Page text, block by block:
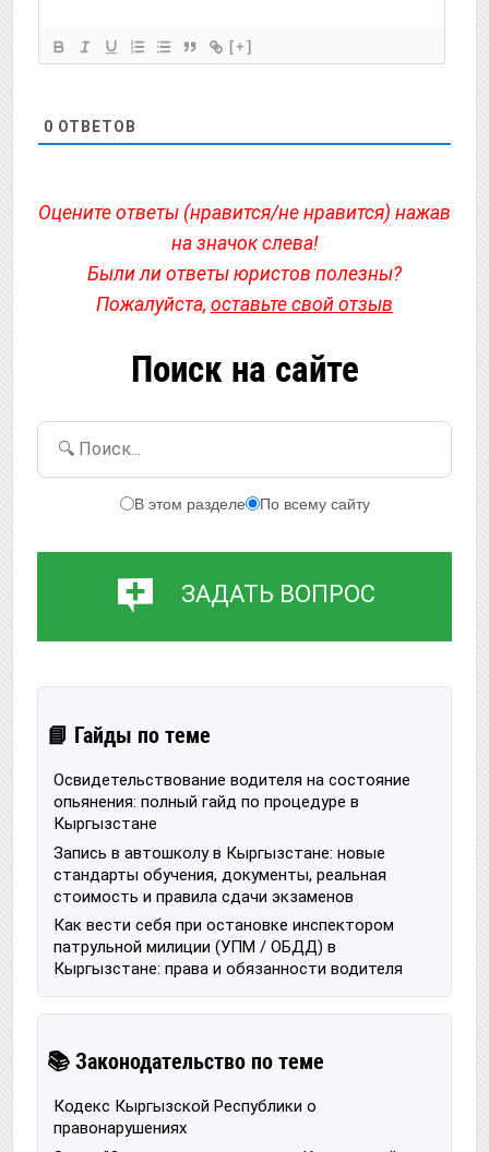
[+]
0 ОТВЕТОВ
Оцените ответы (нравится/не нравится) нажав
на значок слева!
Были ли ответы юристов полезны?
Пожалуйста, оставьте свой отзыв
Поиск на сайте
🔍 Поиск...
В этом разделе По всему сайту
ЗАДАТЬ ВОПРОС
📘 Гайды по теме
Освидетельствование водителя на состояние
опьянения: полный гайд по процедуре в
Кыргызстане
Запись в автошколу в Кыргызстане: новые
стандарты обучения, документы, реальная
стоимость и правила сдачи экзаменов
Как вести себя при остановке инспектором
патрульной милиции (УПМ / ОБДД) в
Кыргызстане: права и обязанности водителя
📚 Законодательство по теме
Кодекс Кыргызской Республики о
правонарушениях